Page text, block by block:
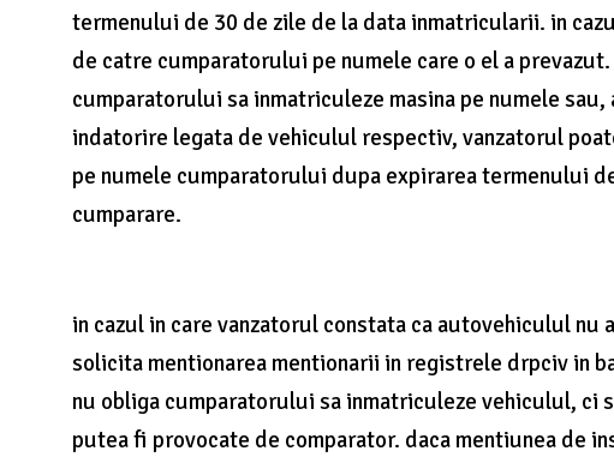
termenului de 30 de zile de la data inmatricularii. in
de catre cumparatorului pe numele care o el a
cumparatorului sa inmatriculeze masina pe numele sau,
indatorire legata de vehiculul respectiv, vanzatorul
pe numele cumparatorului dupa expirarea termenului
cumparare.
in cazul in care vanzatorul constata ca autovehiculul
solicita mentionarea mentionarii in registrele drpciv in
nu obliga cumparatorului sa inmatriculeze vehiculul, ci
putea fi provocate de comparator. daca mentiunea de